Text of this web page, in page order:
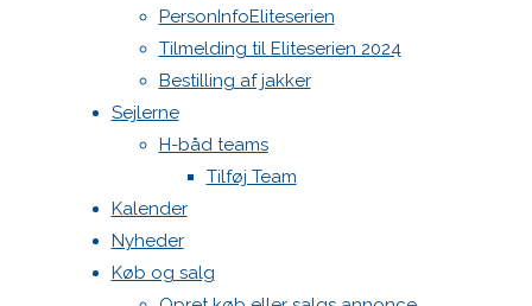
PersonInfoEliteserien
Tilmelding til Eliteserien 2024
Bestilling af jakker
Sejlerne
H-båd teams
Tilføj Team
Kalender
Nyheder
Køb og salg
vil ikke
publiceret.
Krævede
felter er
med*
Comment